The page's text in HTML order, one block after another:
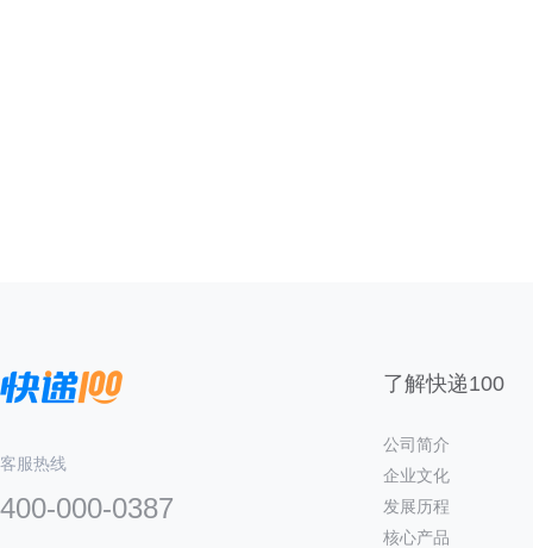
客服热线
400-000-0387
了解快递100
公司简介
企业文化
发展历程
核心产品